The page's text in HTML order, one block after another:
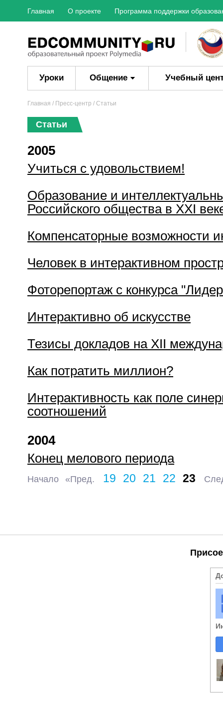
Главная О проекте Программа поддержки
Уроки Общение Учебный
Главная / Пресс-центр / Статьи
Статьи
2005
Учиться с удовольствием!
Образование и
Российского общества в XXI
Компенсаторные возможности
Человек в интерактивном
Фоторепортаж с конкурса
Интерактивно об искусстве
Тезисы докладов на XII
Как потратить миллион?
Интерактивность как поле
соотношений
2004
Конец мелового периода
Начало «Пред. 19 20 21 22 23